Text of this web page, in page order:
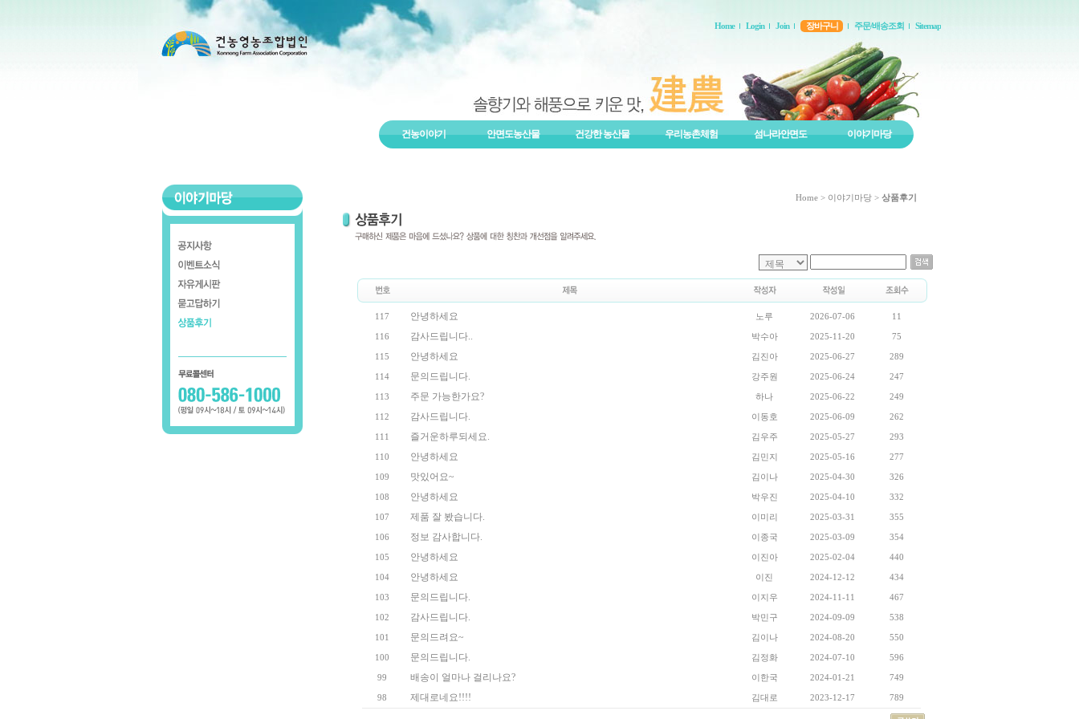
Home Login Join 장바구니 주문/배송조회 Sitemap
건농이야기 안면도농산물 건강한 농산물 우리농촌체험 섬나라안면도 이야기마당
Home > 이야기마당 > 상품후기
117 안녕하세요 노루 2026-07-06 11
116 감사드립니다.. 박수아 2025-11-20 75
115 안녕하세요 김진아 2025-06-27 289
114 문의드립니다. 강주원 2025-06-24 247
113 주문 가능한가요? 하나 2025-06-22 249
112 감사드립니다. 이동호 2025-06-09 262
111 즐거운하루되세요. 김우주 2025-05-27 293
110 안녕하세요 김민지 2025-05-16 277
109 맛있어요~ 김이나 2025-04-30 326
108 안녕하세요 박우진 2025-04-10 332
107 제품 잘 봤습니다. 이미리 2025-03-31 355
106 정보 감사합니다. 이종국 2025-03-09 354
105 안녕하세요 이진아 2025-02-04 440
104 안녕하세요 이진 2024-12-12 434
103 문의드립니다. 이지우 2024-11-11 467
102 감사드립니다. 박민구 2024-09-09 538
101 문의드려요~ 김이나 2024-08-20 550
100 문의드립니다. 김정화 2024-07-10 596
99 배송이 얼마나 걸리나요? 이한국 2024-01-21 749
98 제대로네요!!!! 김대로 2023-12-17 789